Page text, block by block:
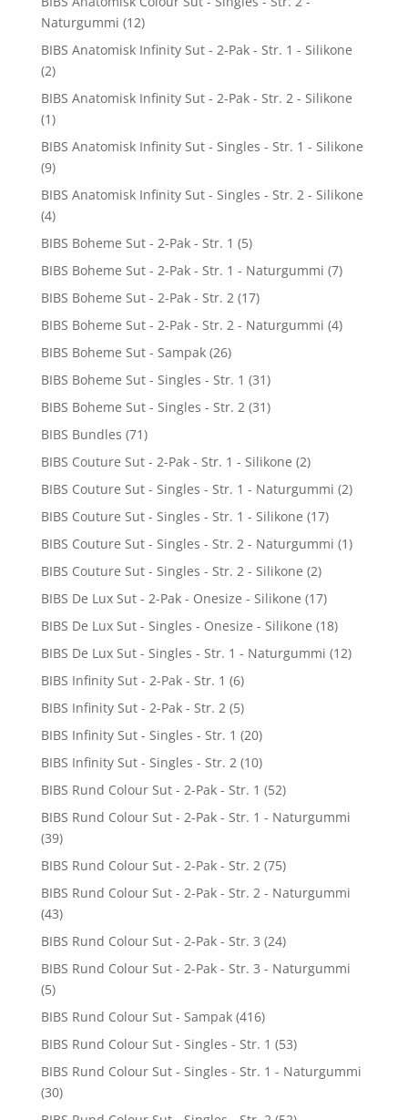
Naturgummi (12)
BIBS Anatomisk Infinity Sut - 2-Pak - Str. 1 - Silikone
(2)
BIBS Anatomisk Infinity Sut - 2-Pak - Str. 2 - Silikone
(1)
BIBS Anatomisk Infinity Sut - Singles - Str. 1 - Silikone
(9)
BIBS Anatomisk Infinity Sut - Singles - Str. 2 - Silikone
(4)
BIBS Boheme Sut - 2-Pak - Str. 1 (5)
BIBS Boheme Sut - 2-Pak - Str. 1 - Naturgummi (7)
BIBS Boheme Sut - 2-Pak - Str. 2 (17)
BIBS Boheme Sut - 2-Pak - Str. 2 - Naturgummi (4)
BIBS Boheme Sut - Sampak (26)
BIBS Boheme Sut - Singles - Str. 1 (31)
BIBS Boheme Sut - Singles - Str. 2 (31)
BIBS Bundles (71)
BIBS Couture Sut - 2-Pak - Str. 1 - Silikone (2)
BIBS Couture Sut - Singles - Str. 1 - Naturgummi (2)
BIBS Couture Sut - Singles - Str. 1 - Silikone (17)
BIBS Couture Sut - Singles - Str. 2 - Naturgummi (1)
BIBS Couture Sut - Singles - Str. 2 - Silikone (2)
BIBS De Lux Sut - 2-Pak - Onesize - Silikone (17)
BIBS De Lux Sut - Singles - Onesize - Silikone (18)
BIBS De Lux Sut - Singles - Str. 1 - Naturgummi (12)
BIBS Infinity Sut - 2-Pak - Str. 1 (6)
BIBS Infinity Sut - 2-Pak - Str. 2 (5)
BIBS Infinity Sut - Singles - Str. 1 (20)
BIBS Infinity Sut - Singles - Str. 2 (10)
BIBS Rund Colour Sut - 2-Pak - Str. 1 (52)
BIBS Rund Colour Sut - 2-Pak - Str. 1 - Naturgummi
(39)
BIBS Rund Colour Sut - 2-Pak - Str. 2 (75)
BIBS Rund Colour Sut - 2-Pak - Str. 2 - Naturgummi
(43)
BIBS Rund Colour Sut - 2-Pak - Str. 3 (24)
BIBS Rund Colour Sut - 2-Pak - Str. 3 - Naturgummi
(5)
BIBS Rund Colour Sut - Sampak (416)
BIBS Rund Colour Sut - Singles - Str. 1 (53)
BIBS Rund Colour Sut - Singles - Str. 1 - Naturgummi
(30)